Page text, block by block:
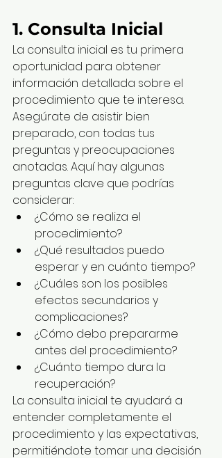
1. Consulta Inicial
La consulta inicial es tu primera
oportunidad para obtener
información detallada sobre el
procedimiento que te interesa.
Asegúrate de asistir bien
preparado, con todas tus
preguntas y preocupaciones
anotadas. Aquí hay algunas
preguntas clave que podrías
considerar:
¿Cómo se realiza el
procedimiento?
¿Qué resultados puedo
esperar y en cuánto tiempo?
¿Cuáles son los posibles
efectos secundarios y
complicaciones?
¿Cómo debo prepararme
antes del procedimiento?
¿Cuánto tiempo dura la
recuperación?
La consulta inicial te ayudará a
entender completamente el
procedimiento y las expectativas,
permitiéndote tomar una decisión